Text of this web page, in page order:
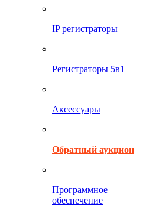
IP регистраторы
Регистраторы 5в1
Аксессуары
Обратный аукцион
Программное
обеспечение